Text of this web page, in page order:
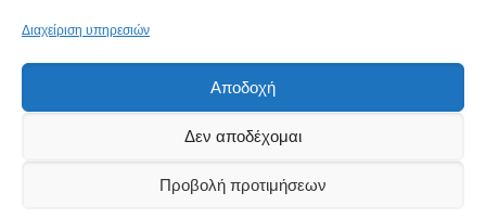
Διαχείριση υπηρεσιών
Αποδοχή
Δεν αποδέχομαι
Προβολή προτιμήσεων
© 2021 Ξυλοκατοικία, All Rights Reserved | Powered by